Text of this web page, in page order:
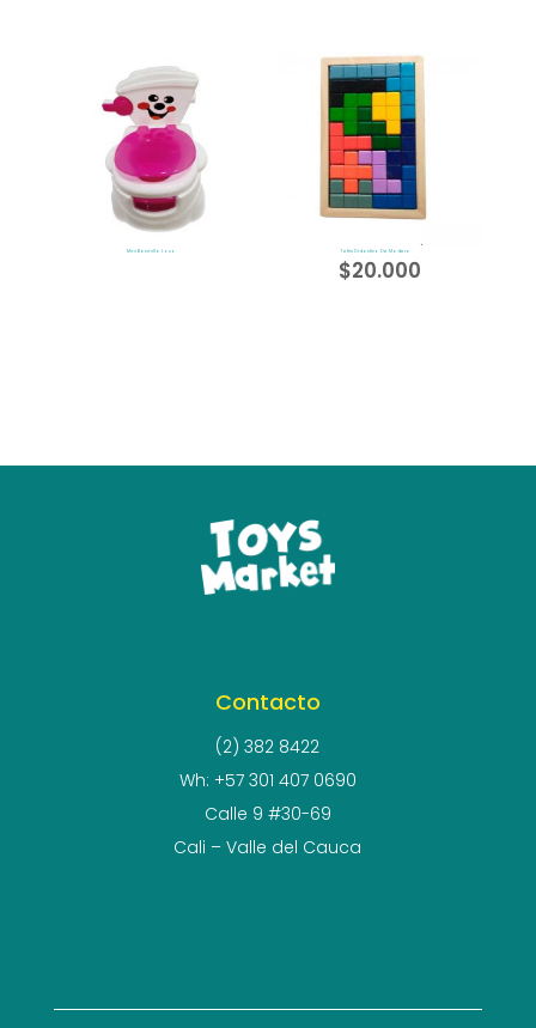
$90.000.
Mini Bacinilla Loco Tetris Didactico De Madera
$20.000
Contacto
(2) 382 8422
Wh: +57 301 407 0690
Calle 9 #30-69
Cali – Valle del Cauca